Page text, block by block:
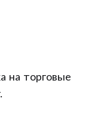
на торговые